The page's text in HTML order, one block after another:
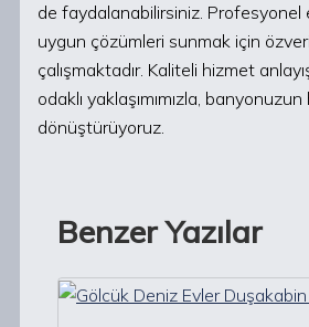
de faydalanabilirsiniz. Profesyonel
uygun çözümleri sunmak için
çalışmaktadır. Kaliteli hizmet
odaklı yaklaşımımızla,
dönüştürüyoruz.
Benzer Yazılar